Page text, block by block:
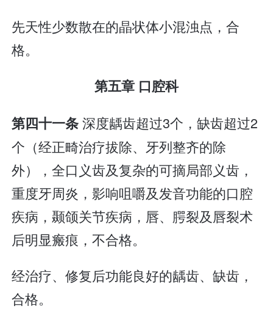
先天性少数散在的晶状体小混浊点，合
格。
第五章 口腔科
第四十一条深度龋齿超过3个，缺齿超过2
个（经正畸治疗拔除、牙列整齐的除
外），全口义齿及复杂的可摘局部义齿，
重度牙周炎，影响咀嚼及发音功能的口腔
疾病，颞颌关节疾病，唇、腭裂及唇裂术
后明显瘢痕，不合格。
经治疗、修复后功能良好的龋齿、缺齿，
合格。